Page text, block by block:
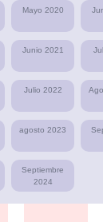
Mayo 2020
Junio 2021
Julio 2022
agosto 2023
Septiembre
2024